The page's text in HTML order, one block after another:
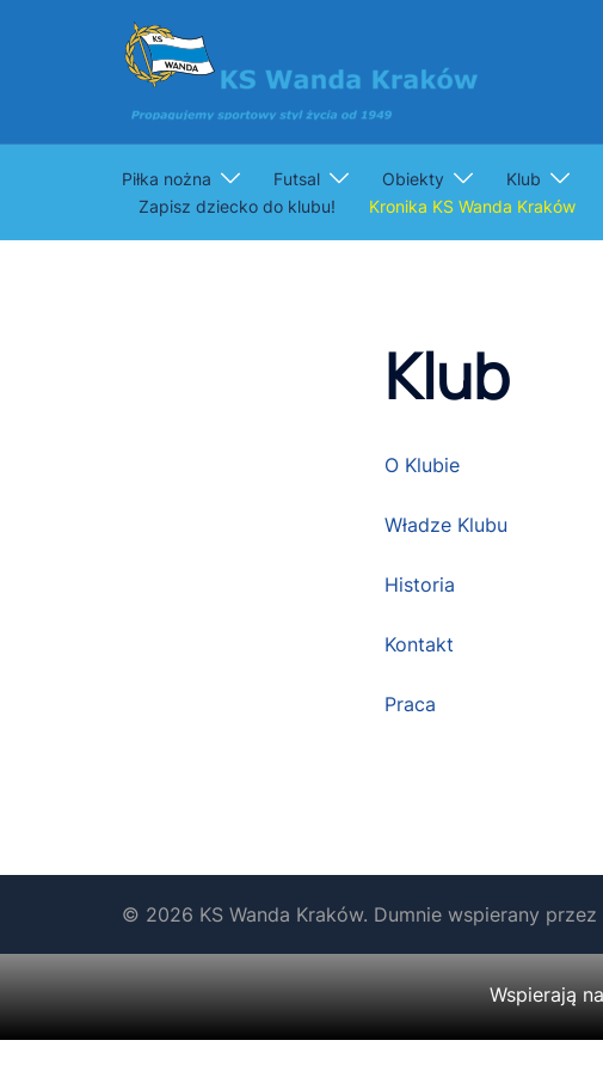
Piłka nożna Futsal Obiekty Klub
Zapisz dziecko do klubu!
Kronika KS Wanda Kraków
Klub
O Klubie
Władze Klubu
Historia
Kontakt
Praca
© 2026 KS Wanda Kraków. Dumnie wspierany przez
Wspierają